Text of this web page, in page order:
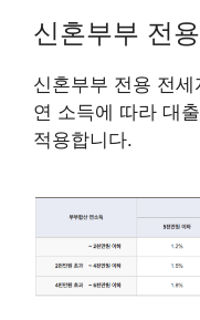
신혼부부 전
신혼부부 전용 전
연 소득에 따라 대
적용합니다.